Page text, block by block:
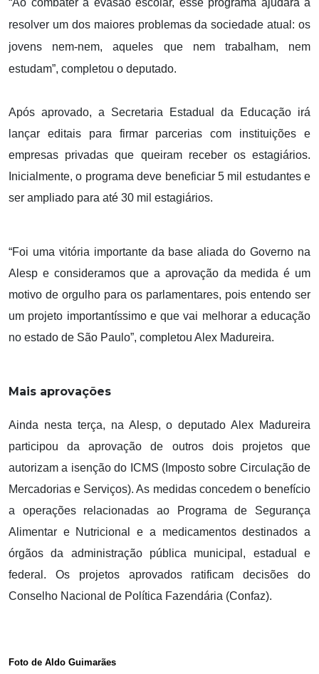
resolver um dos maiores problemas da sociedade atual: os
jovens nem-nem, aqueles que nem trabalham, nem
estudam”, completou o deputado.
Após aprovado, a Secretaria Estadual da Educação irá
lançar editais para firmar parcerias com instituições e
empresas privadas que queiram receber os estagiários.
Inicialmente, o programa deve beneficiar 5 mil estudantes e
ser ampliado para até 30 mil estagiários.
“Foi uma vitória importante da base aliada do Governo na
Alesp e consideramos que a aprovação da medida é um
motivo de orgulho para os parlamentares, pois entendo ser
um projeto importantíssimo e que vai melhorar a educação
no estado de São Paulo”, completou Alex Madureira.
Mais aprovações
Ainda nesta terça, na Alesp, o deputado Alex Madureira
participou da aprovação de outros dois projetos que
autorizam a isenção do ICMS (Imposto sobre Circulação de
Mercadorias e Serviços). As medidas concedem o benefício
a operações relacionadas ao Programa de Segurança
Alimentar e Nutricional e a medicamentos destinados a
órgãos da administração pública municipal, estadual e
federal. Os projetos aprovados ratificam decisões do
Conselho Nacional de Política Fazendária (Confaz).
Foto de Aldo Guimarães